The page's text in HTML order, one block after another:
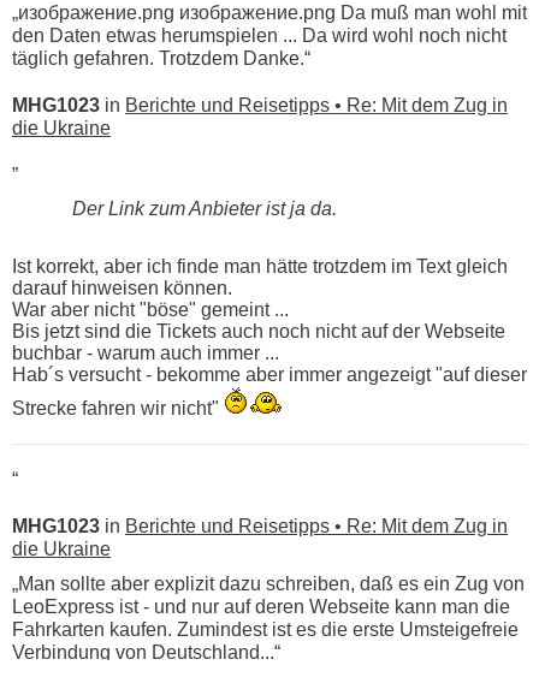
„изображение.png изображение.png Da muß man wohl mit
den Daten etwas herumspielen ... Da wird wohl noch nicht
täglich gefahren. Trotzdem Danke.“
MHG1023 in Berichte und Reisetipps • Re: Mit dem Zug in
die Ukraine
„
Der Link zum Anbieter ist ja da.
Ist korrekt, aber ich finde man hätte trotzdem im Text gleich
darauf hinweisen können.
War aber nicht "böse" gemeint ...
Bis jetzt sind die Tickets auch noch nicht auf der Webseite
buchbar - warum auch immer ...
Hab´s versucht - bekomme aber immer angezeigt "auf dieser
Strecke fahren wir nicht"
“
MHG1023 in Berichte und Reisetipps • Re: Mit dem Zug in
die Ukraine
„Man sollte aber explizit dazu schreiben, daß es ein Zug von
LeoExpress ist - und nur auf deren Webseite kann man die
Fahrkarten kaufen. Zumindest ist es die erste Umsteigefreie
Verbindung von Deutschland...“